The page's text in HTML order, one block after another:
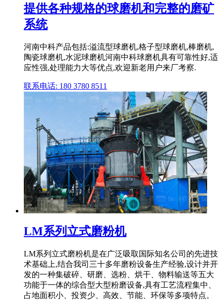
提供各种规格的球磨机和完整的磨矿
系统
河南中科产品包括:溢流型球磨机,格子型球磨机,棒磨机,
陶瓷球磨机,水泥球磨机河南中科球磨机具有可靠性好,适
应性强,处理能力大等优点,欢迎新老用户来厂考察.
联系电话: 180 3780 8511
LM系列立式磨粉机
LM系列立式磨粉机是在广泛吸取国际知名公司的先进技
术基础上,结合我司三十多年磨粉设备生产经验,设计并开
发的一种集破碎、研磨、选粉、烘干、物料输送等五大
功能于一体的综合型大型粉磨设备,具有工艺流程集中、
占地面积小、投资少、高效、节能、环保等多项特点。